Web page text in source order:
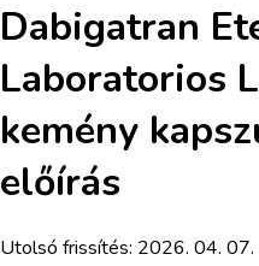
Dabigatran
Laboratorios
kemény
előírás
Utolsó frissítés: 2026. 04. 07.